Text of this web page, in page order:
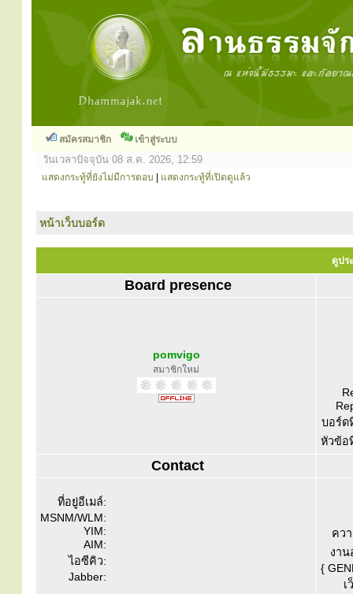
สมัครสมาชิก เข้าสู่ระบบ
วันเวลาปัจจุบัน 08 ส.ค. 2026, 12:59
แสดงกระทู้ที่ยังไม่มีการตอบ แสดงกระทู้ที่เปิดดูแล้ว
หน้าเว็บบอร์ด
ดูปร
Board presence
pomvigo
สมาชิกใหม่
บอร์ด
หัวข้อ
Contact
ที่อยู่อีเมล์:
MSNM/WLM:
YIM:
AIM:
ไอซีคิว:
Jabber:
คว
งาน
{
เ